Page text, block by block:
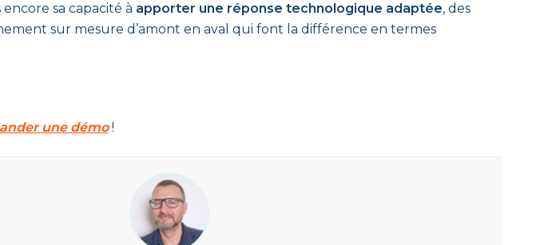
sa capacité à apporter une réponse technologique adaptée, des
sur mesure d’amont en aval qui font la différence en termes
une démo!